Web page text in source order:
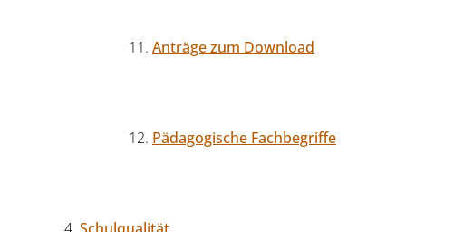
Anträge zum Download
Pädagogische Fachbegriffe